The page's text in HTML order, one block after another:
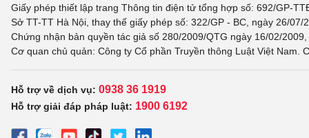
Giấy phép thiết lập trang Thông tin điện tử tổng hợp số: 692/GP-
Sở TT-TT Hà Nội, thay thế giấy phép số: 322/GP - BC, ngày 26/
Chứng nhận bản quyền tác giả số 280/2009/QTG ngày 16/02/
Cơ quan chủ quản: Công ty Cổ phần Truyền thông Luật Việt Nam.
Hỗ trợ về dịch vụ: 0938 36 1919
Hỗ trợ giải đáp pháp luật: 1900 6192